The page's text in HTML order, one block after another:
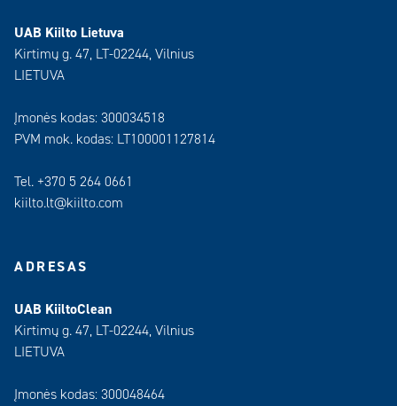
UAB Kiilto Lietuva
Kirtimų g. 47, LT-02244, Vilnius
LIETUVA
Įmonės kodas: 300034518
PVM mok. kodas: LT100001127814
Tel. +370 5 264 0661
kiilto.lt@kiilto.com
ADRESAS
UAB KiiltoClean
Kirtimų g. 47, LT-02244, Vilnius
LIETUVA
Įmonės kodas: 300048464